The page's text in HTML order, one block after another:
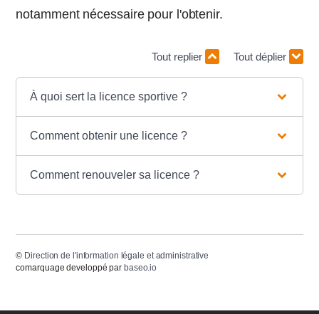
notamment nécessaire pour l'obtenir.
Tout replier Tout déplier
À quoi sert la licence sportive ?
Comment obtenir une licence ?
Comment renouveler sa licence ?
© Direction de l'information légale et administrative
comarquage developpé par baseo.io